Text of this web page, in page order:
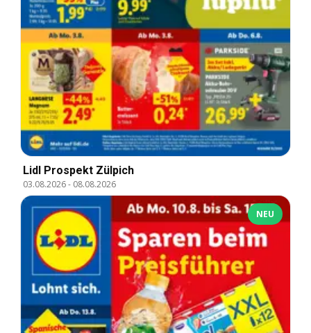
Lidl Prospekt Zülpich
03.08.2026- 08.08.2026
NEU